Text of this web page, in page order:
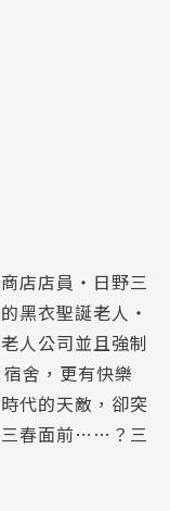
店店員‧日野三
黑衣聖誕老人‧
人公司並且強制
舍，更有快樂
代的天敵，卻突
三春面前……？三